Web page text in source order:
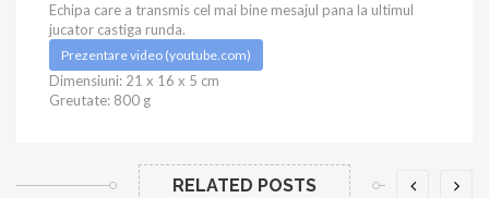
Echipa care a transmis cel mai bine mesajul pana la ultimul
jucator castiga runda.
Prezentare video (youtube.com)
Dimensiuni: 21 x 16 x 5 cm
Greutate: 800 g
RELATED POSTS